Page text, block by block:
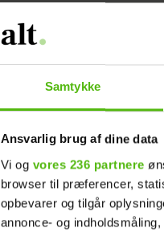
Samtykke
Ansvarlig brug af dine data
Vi og vores 236 partnere
browser til præferencer,
opbevarer og tilgår
annonce- og
damer
William
Lesley Gracie